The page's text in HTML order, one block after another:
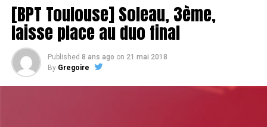
[BPT Toulouse] Soleau, 3ème,
laisse place au duo final
Published 8 ans ago on 21 mai 2018
By Gregoire